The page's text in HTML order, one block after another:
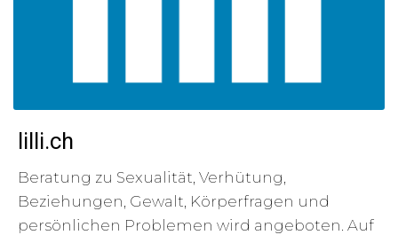
lilli.ch
Beratung zu Sexualität, Verhütung,
Beziehungen, Gewalt, Körperfragen und
persönlichen Problemen wird angeboten. Auf